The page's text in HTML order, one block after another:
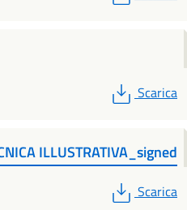
PDF
Scarica
ILLUSTRATIVA_signed
PDF
Scarica